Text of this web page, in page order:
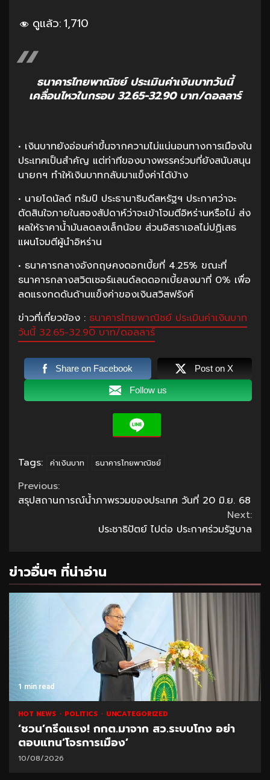
ดูแล้ว:1,710
ธนาคารไทยพาณิชย์ ประเมินค่าเงินบาทวันนี้
เคลื่อนไหวในกรอบ 32.65-32.90 บาท/ดอลลาร์
• เงินบาทยังอ่อนค่าขึ้นจากความไม่แน่นอนทางการเมืองใน
ประเทศเป็นสำคัญ แต่ท่าทีของบางพรรคร่วมที่ยังสนับสนุน
นายกฯ ทำให้เงินบาทกลับมาแข็งค่าได้บ้าง
• นายโดนัลด์ ทรัมป์ ประธานาธิบดีสหรัฐฯ ประกาศว่าจะ
ตัดสินใจภายในสองสัปดาห์ว่าจะเข้าโจมตีอิหร่านหรือไม่ ส่ง
ผลให้ราคาน้ำมันลดลงเล็กน้อย ส่วนอิสราเอลไม่ปฏิเสธ
แผนโจมตีผู้นำอิหร่าน
• ธนาคารกลางอังกฤษคงดอกเบี้ยที่ 4.25% ขณะที่
ธนาคารกลางสวิตเซอร์แลนด์ลดดอกเบี้ยลงมาที่ 0% เพื่อ
ลดแรงกดดันด้านแข็งค่าของเงินสวิสฟรังค์
ข่าวที่เกี่ยวข้อง : ธนาคารไทยพาณิชย์ ประเมินค่าเงินบาท
วันนี้ 32.65-32.90 บาท/ดอลลาร์
Share on Facebook Post on X
Follow us
Tags: ค่าเงินบาท ธนาคารไทยพาณิชย์
Continue
Reading
Previous:
สรุปสถานการณ์น้ำภาพรวมของประเทศ วันที่ 20 มิ.ย. 68
Next:
ประชาธิปัตย์ ไปต่อ ประกาศร่วมรัฐบาล
ข่าวอื่นๆ ที่น่าอ่าน
1 min read
HOT NEWS POLITICS UNCATEGORIZED
‘ชวน’กรีดแรง! กกต.มาจาก สว.ระบบโกง อย่า
ตอบแทน‘โจรการเมือง’
10/08/2026